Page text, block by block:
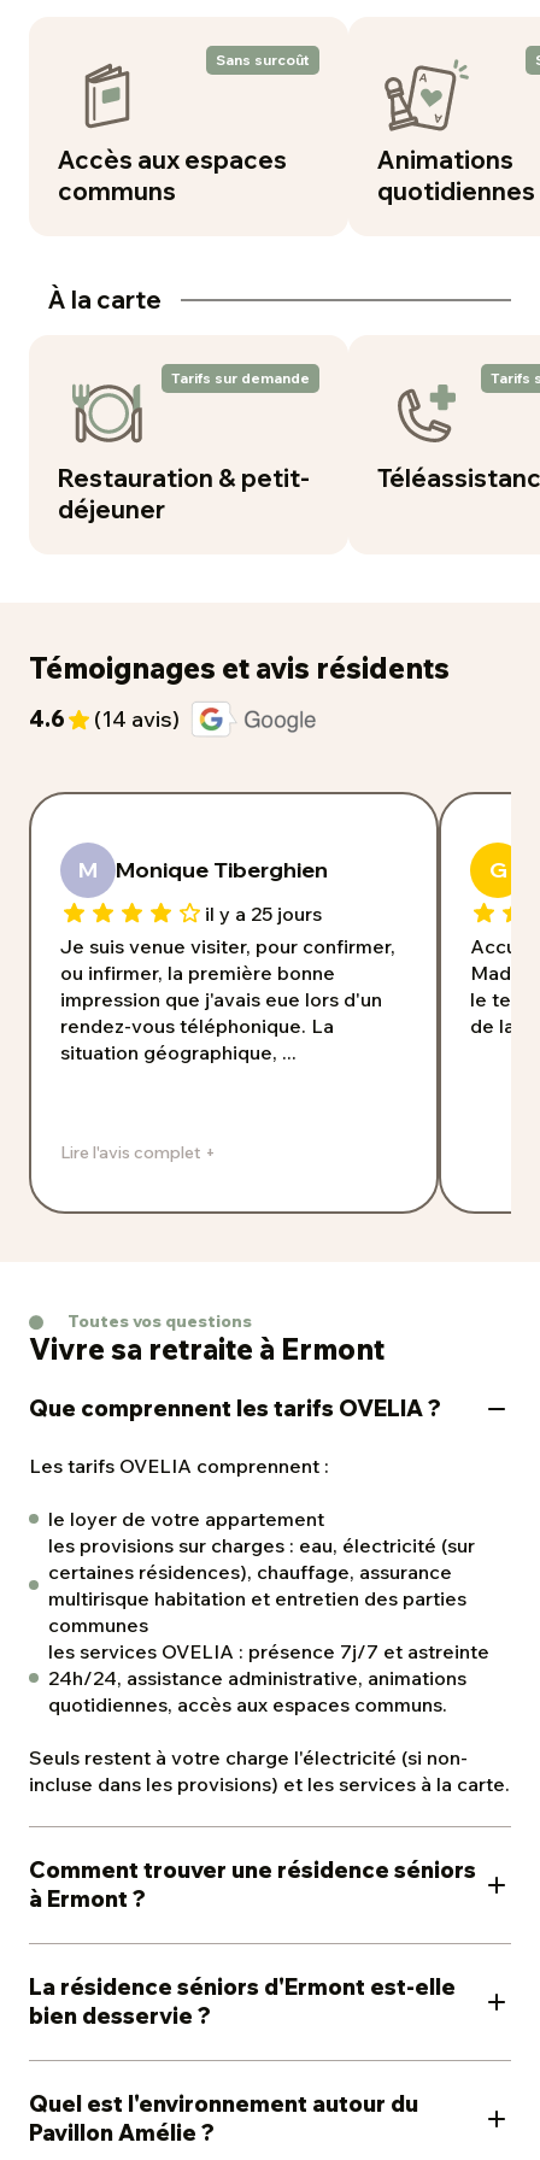
Sans surcoût
Accès aux espaces
communs
Animations
quotidiennes
À la carte
Tarifs sur demande
Restauration & petit-
déjeuner
Tarifs
Témoignages et avis résidents
4.6 (14 avis)
M Monique Tiberghien
il y a 25 jours
Je suis venue visiter, pour confirmer,
ou infirmer, la première bonne
impression que j'avais eue lors d'un
rendez-vous téléphonique. La
situation géographique, ...
Lire l'avis complet +
G
le
de la
Toutes vos questions
Vivre sa retraite à Ermont
Que comprennent les tarifs OVELIA ?
Les tarifs OVELIA comprennent :
le loyer de votre appartement
les provisions sur charges : eau, électricité (sur
certaines résidences), chauffage, assurance
multirisque habitation et entretien des parties
communes
les services OVELIA : présence 7j/7 et astreinte
24h/24, assistance administrative, animations
quotidiennes, accès aux espaces communs.
Seuls restent à votre charge l'électricité (si non-
incluse dans les provisions) et les services à la carte.
Comment trouver une résidence séniors
à Ermont ?
à deux pas de la gare, au cœur de la vallée de
Montmorency, à Ermont. Cette résidence séniors
pensés pour la sécurité et le confort des séniors
autonomes. Pour découvrir les disponibilités et
trouver le logement adapté à vos envies, l'équipe
Ovelia vous accompagne dans votre projet de
La résidence séniors d'Ermont est-elle
bien desservie ?
ville compte quatre gares, un nombre exceptionnel
en Île-de-France. La gare d'Ermont-Eaubonne (RER
Quel est l'environnement autour du
Pavillon Amélie ?